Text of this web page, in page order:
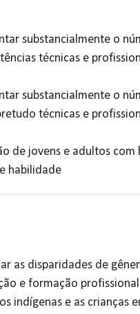
substancialmente o
técnicas e
substancialmente o
técnicas e
de jovens e adultos
habilidade
as disparidades de
e formação
indígenas e as crianças